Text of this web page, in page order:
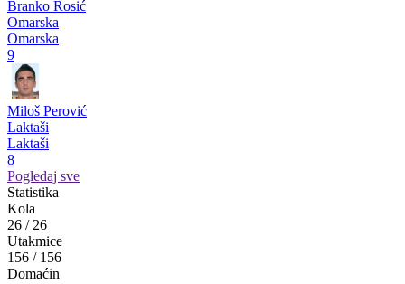
Srđan Bašić
Laktaši
Laktaši
11
Miloš Aćimović
Leotar
Trebinje
10
Marko Babić
Laktaši
Laktaši
10